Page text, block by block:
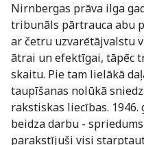
Nirnbergas prāva ilga
tribunāls pārtrauca abu
ar četru uzvarētājvalstu
ātrai un efektīgai, tāpēc
skaitu. Pie tam lielākā
taupīšanas nolūkā
rakstiskas liecības.
beidza darbu -
parakstījuši visi